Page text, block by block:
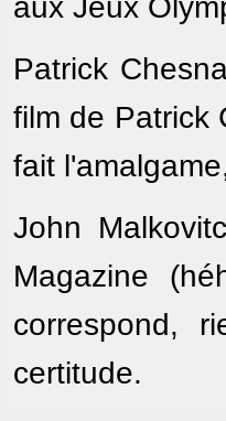
Patrick
film de Patrick
fait
John
Magazine
correspond,
certitude.